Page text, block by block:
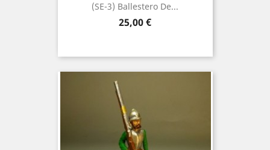
(SE-3) Ballestero De...
Precio
25,00 €